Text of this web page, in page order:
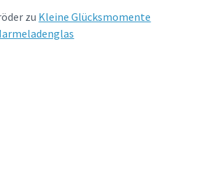
zu Kleine Glücksmomente